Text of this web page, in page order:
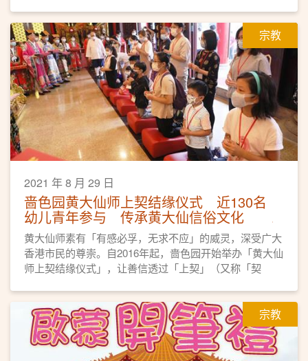
宗教
2021 年 8 月 29 日
啬色园黄大仙师上契结缘仪式 近130名
幼儿青年参与 传承黄大仙信俗文化
黄大仙师素有「有感必孚，无求不应」的威灵，深受广大
香港市民的尊崇。自2016年起，啬色园开始举办「黄大仙
师上契结缘仪式」，让善信透过「上契」（又称「契
宗教